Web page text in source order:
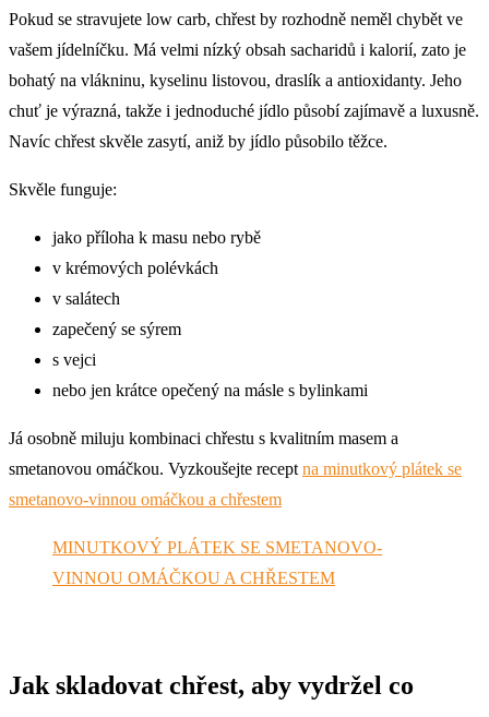
Pokud se stravujete low carb, chřest by rozhodně neměl chybět ve
vašem jídelníčku. Má velmi nízký obsah sacharidů i kalorií, zato je
bohatý na vlákninu, kyselinu listovou, draslík a antioxidanty. Jeho
chuť je výrazná, takže i jednoduché jídlo působí zajímavě a luxusně.
Navíc chřest skvěle zasytí, aniž by jídlo působilo těžce.
Skvěle funguje:
jako příloha k masu nebo rybě
v krémových polévkách
v salátech
zapečený se sýrem
s vejci
nebo jen krátce opečený na másle s bylinkami
Já osobně miluju kombinaci chřestu s kvalitním masem a
smetanovou omáčkou. Vyzkoušejte recept na minutkový plátek se
smetanovo-vinnou omáčkou a chřestem
MINUTKOVÝ PLÁTEK SE SMETANOVO-
VINNOU OMÁČKOU A CHŘESTEM
Jak skladovat chřest, aby vydržel co